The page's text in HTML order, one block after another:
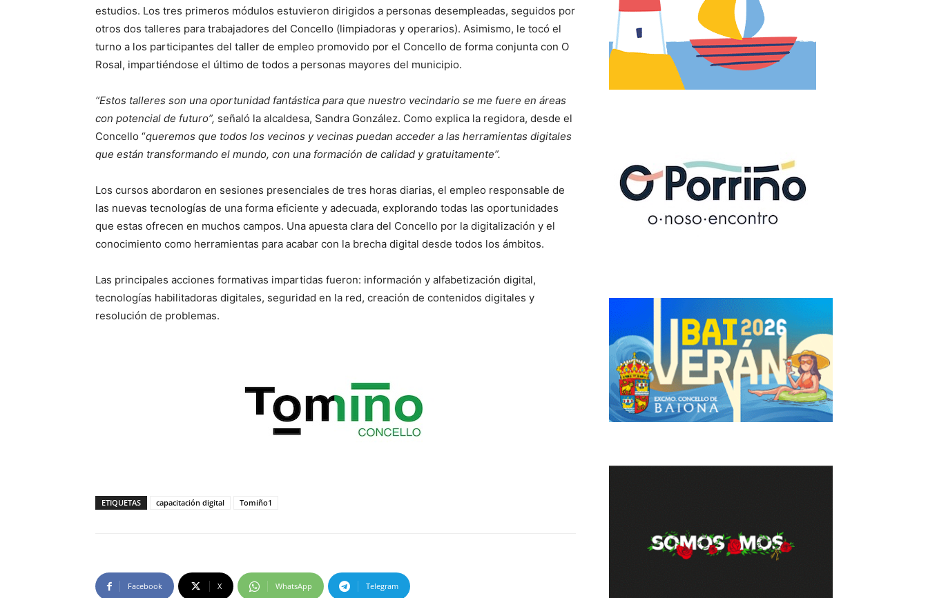
estudios. Los tres primeros módulos estuvieron dirigidos a personas desempleadas, seguidos por
otros dos talleres para trabajadores del Concello (limpiadoras y operarios). Asimismo, le tocó el
turno a los participantes del taller de empleo promovido por el Concello de forma conjunta con O
Rosal, impartiéndose el último de todos a personas mayores del municipio.
“Estos talleres son una oportunidad fantástica para que nuestro vecindario se me fuere en áreas
con potencial de futuro”, señaló la alcaldesa, Sandra González. Como explica la regidora, desde el
Concello “queremos que todos los vecinos y vecinas puedan acceder a las herramientas digitales
que están transformando el mundo, con una formación de calidad y gratuitamente”.
Los cursos abordaron en sesiones presenciales de tres horas diarias, el empleo responsable de
las nuevas tecnologías de una forma eficiente y adecuada, explorando todas las oportunidades
que estas ofrecen en muchos campos. Una apuesta clara del Concello por la digitalización y el
conocimiento como herramientas para acabar con la brecha digital desde todos los ámbitos.
Las principales acciones formativas impartidas fueron: información y alfabetización digital,
tecnologías habilitadoras digitales, seguridad en la red, creación de contenidos digitales y
resolución de problemas.
ETIQUETAS capacitación digital Tomiño1
Facebook X WhatsApp Telegram